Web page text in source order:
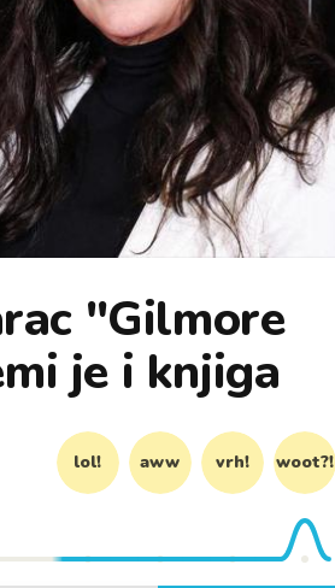
"Gilmore
je i knjiga
lol! aww vrh! woot?!